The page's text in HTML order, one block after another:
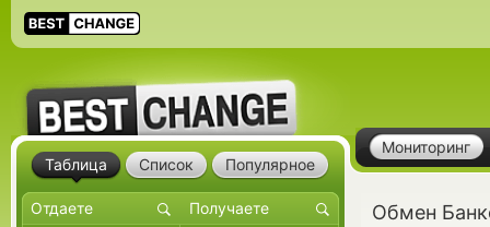
Мониторинг
Обмен
Таблица Список Популярное